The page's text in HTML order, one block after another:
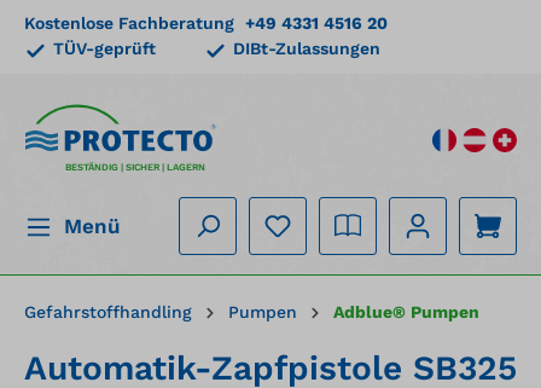
springen
Kostenlose Fachberatung +49 4331 4516 20
TÜV-geprüft
DIBt-Zulassungen
BESTÄNDIG | SICHER | LAGERN
Menü
Gefahrstoffhandling Pumpen Adblue® Pumpen
Automatik-Zapfpistole SB325